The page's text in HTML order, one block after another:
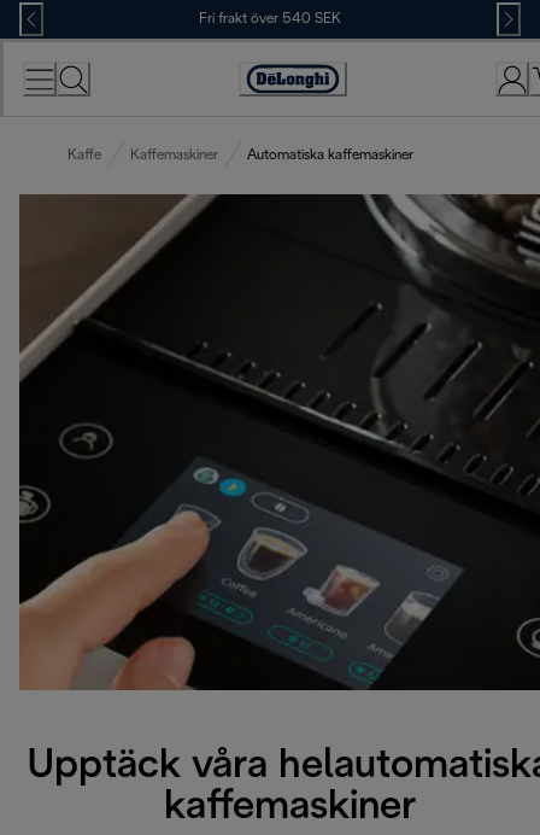
Skip
to
Content
Fri frakt över 540 SEK
Accessibility
Kaffe Kaffemaskiner Automatiska kaffemaskiner
Upptäck våra
kaffemaskiner